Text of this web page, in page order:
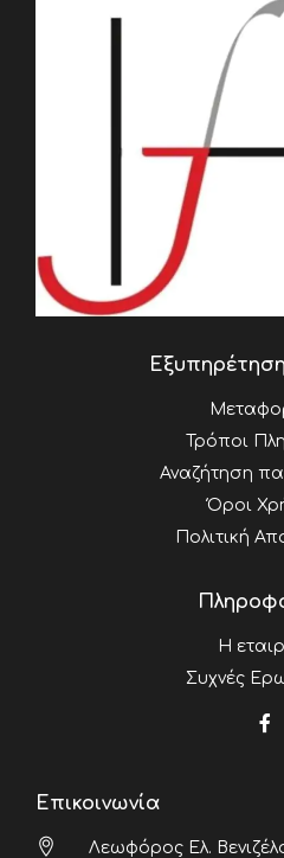
Τρόποι
Αναζήτηση
Όροι
Πολιτική
Η
Συχνές
Επικοινωνία
Λεωφόρος Ελ.